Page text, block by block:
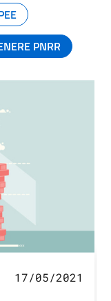
PNRR
17/05/2021